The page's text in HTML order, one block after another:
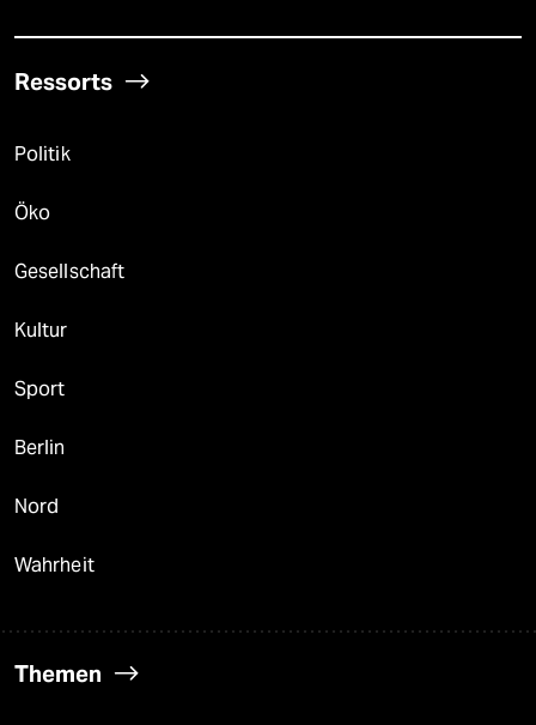
Ressorts
Politik
Öko
Gesellschaft
Kultur
Sport
Berlin
Nord
Wahrheit
Themen